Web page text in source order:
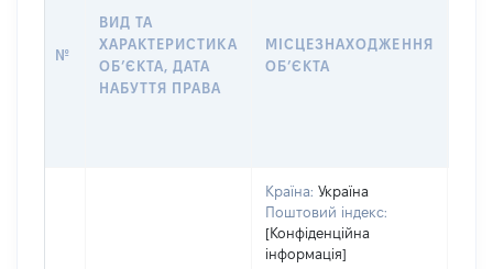
№
ВИД ТА
ХАРАКТЕРИСТИКА
ОБʼЄКТА, ДАТА
НАБУТТЯ ПРАВА
МІСЦЕЗНАХОДЖЕННЯ
ОБʼЄКТА
Країна: Україна
Поштовий індекс:
[Конфіденційна
інформація]